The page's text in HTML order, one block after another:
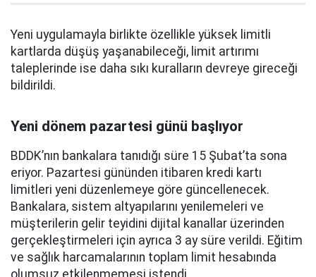
Yeni uygulamayla birlikte özellikle yüksek limitli
kartlarda düşüş yaşanabileceği, limit artırımı
taleplerinde ise daha sıkı kuralların devreye gireceği
bildirildi.
Yeni dönem pazartesi günü başlıyor
BDDK’nın bankalara tanıdığı süre 15 Şubat’ta sona
eriyor. Pazartesi gününden itibaren kredi kartı
limitleri yeni düzenlemeye göre güncellenecek.
Bankalara, sistem altyapılarını yenilemeleri ve
müşterilerin gelir teyidini dijital kanallar üzerinden
gerçekleştirmeleri için ayrıca 3 ay süre verildi. Eğitim
ve sağlık harcamalarının toplam limit hesabında
olumsuz etkilenmemesi istendi.